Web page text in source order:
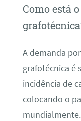
Como está
A demanda
grafotécnica é
incidência de
colocando o
mundialmente.